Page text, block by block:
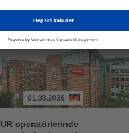
01.08.2026
operatörlerinde